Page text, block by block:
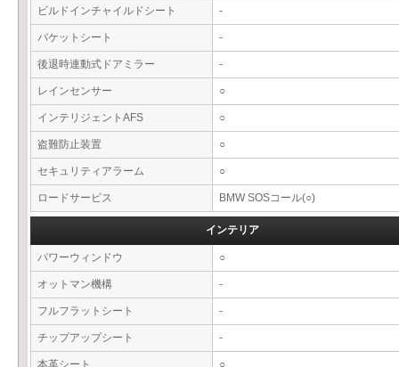
ビルドインチャイルドシート -
バケットシート -
後退時連動式ドアミラー -
レインセンサー ○
インテリジェントAFS ○
盗難防止装置 ○
セキュリティアラーム ○
ロードサービス BMW SOSコール(○)
インテリア
パワーウィンドウ ○
オットマン機構 -
フルフラットシート -
チップアップシート -
本革シート ○